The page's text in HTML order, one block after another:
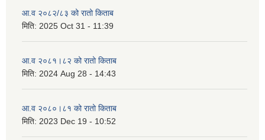
आ.व २०८२/८३ को रातो किताब
मिति: 2025 Oct 31 - 11:39
आ.व २०८१।८२ को रातो किताब
मिति: 2024 Aug 28 - 14:43
आ.व २०८०।८१ को रातो किताब
मिति: 2023 Dec 19 - 10:52